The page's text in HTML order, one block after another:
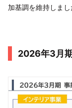
加基調を維持しまし
2026年3月